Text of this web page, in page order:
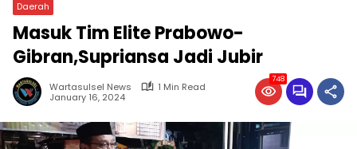
Daerah
Masuk Tim Elite Prabowo-
Gibran,Supriansa Jadi Jubir
Wartasulsel News
1 Min Read
January 16, 2024
748